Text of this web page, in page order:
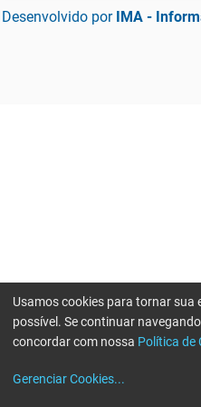
Desenvolvido por IMA -
Usamos cookies para tornar sua
possível. Se continuar
concordar com nossa Política de
Gerenciar Cookies...
Erro ao enviar informações,